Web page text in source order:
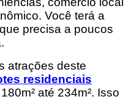
Você terá a
precisa a poucos
atrações deste
residenciais
até 234m². Isso